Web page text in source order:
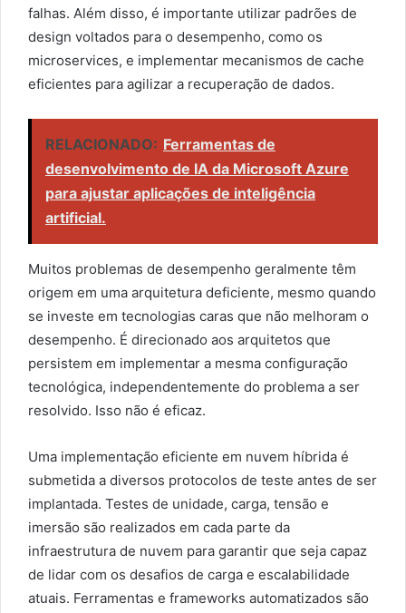
falhas. Além disso, é importante utilizar padrões de
design voltados para o desempenho, como os
microservices, e implementar mecanismos de cache
eficientes para agilizar a recuperação de dados.
RELACIONADO: Ferramentas de
desenvolvimento de IA da Microsoft Azure
para ajustar aplicações de inteligência
artificial.
Muitos problemas de desempenho geralmente têm
origem em uma arquitetura deficiente, mesmo quando
se investe em tecnologias caras que não melhoram o
desempenho. É direcionado aos arquitetos que
persistem em implementar a mesma configuração
tecnológica, independentemente do problema a ser
resolvido. Isso não é eficaz.
Uma implementação eficiente em nuvem híbrida é
submetida a diversos protocolos de teste antes de ser
implantada. Testes de unidade, carga, tensão e
imersão são realizados em cada parte da
infraestrutura de nuvem para garantir que seja capaz
de lidar com os desafios de carga e escalabilidade
atuais. Ferramentas e frameworks automatizados são